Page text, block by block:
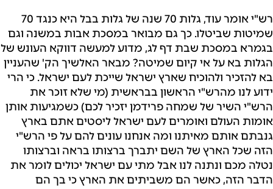
רש"י אומר עוד, גלות 70 שנה של גלות בבל היא כנגד 70
שמיטות שביטלו. כך גם מבואר במסכת אבות במשנה וגם
בגמרא במסכת שבת דף לג, מדוע למעשה דווקא העונש של
הגלות בא על אי קיום שמיטה? מבאר האלשיך הק' שהעניין
בא להזכיר ולהוכיח שארץ ישראל שייכת לעם ישראל. כי הרי
ידוע לנו מהרש"י הראשון בבראשית (מי שלא זוכר את
הרש"י השיר של שמחה פרידמן יזכיר לכם) כשמגיעות אותן
אומות העולם ואומרים לעם ישראל ליסטים אתם בארץ
גנבתם אותם מאיתנו ומה אנחנו עונים להם על פי הרש"י
הזה שכל הארץ של השם יתברך ברצותו בראה וברצותו
נטלה מכם ונתנה לנו אבל מתי עם ישראל יכולים לומר את
הדבר הזה, כאשר הם משביתים את הארץ כי בך הם